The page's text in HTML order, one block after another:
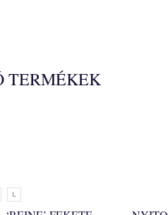
TERMÉKEK
L